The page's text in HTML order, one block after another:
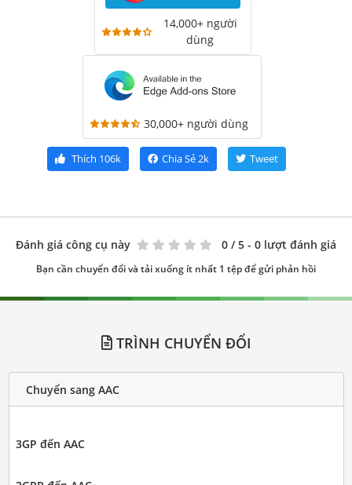
14,000+ người
dùng
30,000+ người dùng
Thích 106k Chia Sẻ2k Tweet
Đánh giá công cụ này 0 / 5 - 0 lượt đánh giá
Bạn cần chuyển đổi và tải xuống ít nhất 1 tệp để gửi phản hồi
TRÌNH CHUYỂN ĐỔI
Chuyển sang AAC
3GP đến AAC